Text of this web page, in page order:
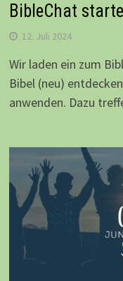
BibleChat
12. Juli 2024
Wir laden ein zum
Bibel (neu)
anwenden. Dazu